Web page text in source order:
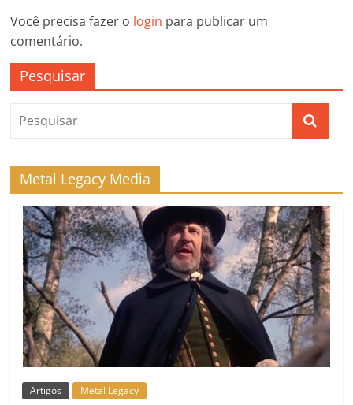
Você precisa fazer o login para publicar um
comentário.
Pesquisar
Metal Legacy Media
Artigos Metal Legacy